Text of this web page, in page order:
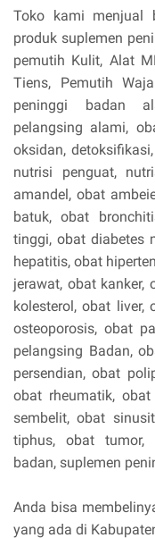
Toko kami menjual
produk suplemen
pemutih Kulit, Alat
Tiens, Pemutih
peninggi badan
pelangsing alami,
oksidan,
nutrisi penguat,
amandel, obat
batuk, obat
tinggi, obat diabetes
hepatitis, obat
jerawat, obat kanker,
kolesterol, obat
osteoporosis, obat
pelangsing Badan,
persendian, obat
obat rheumatik,
sembelit, obat
tiphus, obat tumor,
badan, suplemen
Anda bisa
yang ada di